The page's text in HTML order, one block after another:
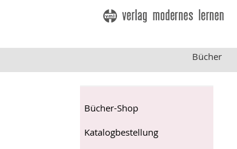
Bücher
Bücher-Shop
Katalogbestellung